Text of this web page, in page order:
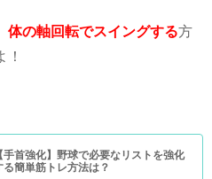
体の軸回転でスイングする方
手首強化】野球で必要なリストを強化
る簡単筋トレ方法は？